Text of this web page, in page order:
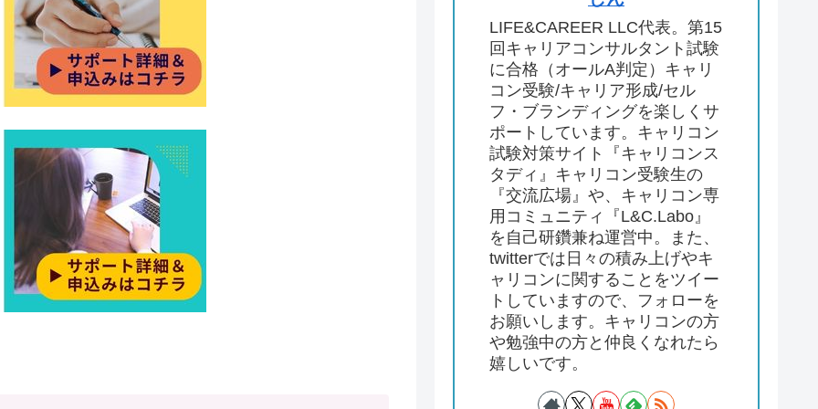
LIFE&CAREER LLC代表。第15
回キャリアコンサルタント試験
に合格（オールA判定）キャリ
コン受験/キャリア形成/セル
フ・ブランディングを楽しくサ
ポートしています。キャリコン
試験対策サイト『キャリコンス
タディ』キャリコン受験生の
『交流広場』や、キャリコン専
用コミュニティ『L&C.Labo』
を自己研鑽兼ね運営中。また、
twitterでは日々の積み上げやキ
ャリコンに関することをツイー
トしていますので、フォローを
お願いします。キャリコンの方
や勉強中の方と仲良くなれたら
嬉しいです。